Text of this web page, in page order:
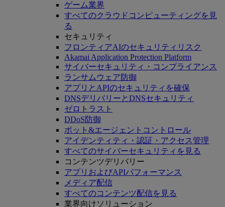
ゲーム業界
すべてのクラウドコンピューティングを見
る
セキュリティ
フロンティアAIのセキュリティリスク
Akamai Application Protection Platform
サイバーセキュリティ・コンプライアンス
ランサムウェア防御
アプリとAPIのセキュリティを確保
DNSデリバリーとDNSセキュリティ
ゼロトラスト
DDoS防御
ボット&エージェントコントロール
アイデンティティ・認証・アクセス管理
すべてのサイバーセキュリティを見る
コンテンツデリバリー
アプリおよびAPIパフォーマンス
メディア配信
すべてのコンテンツ配信を見る
業界向けソリューション